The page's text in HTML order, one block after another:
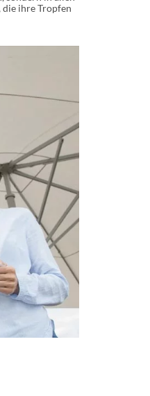
ihre Tropfen